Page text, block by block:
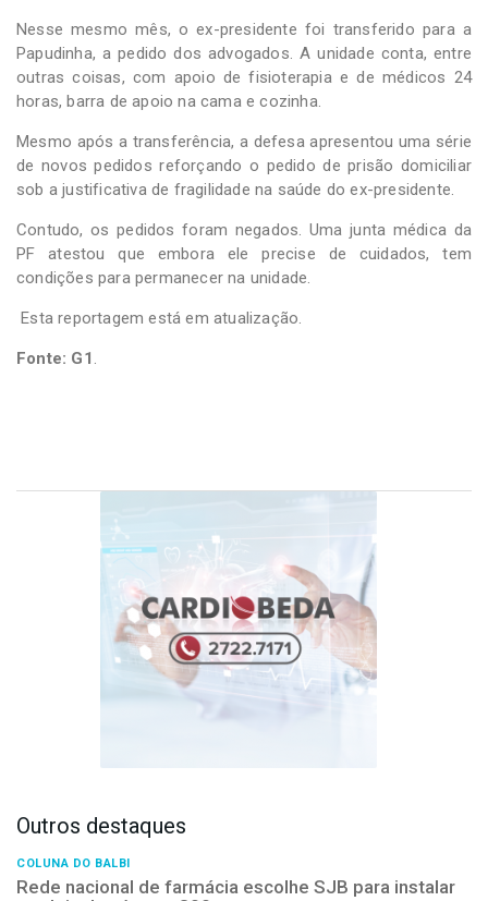
Nesse mesmo mês, o ex-presidente foi transferido para a
Papudinha, a pedido dos advogados. A unidade conta, entre
outras coisas, com apoio de fisioterapia e de médicos 24
horas, barra de apoio na cama e cozinha.
Mesmo após a transferência, a defesa apresentou uma série
de novos pedidos reforçando o pedido de prisão domiciliar
sob a justificativa de fragilidade na saúde do ex-presidente.
Contudo, os pedidos foram negados. Uma junta médica da
PF atestou que embora ele precise de cuidados, tem
condições para permanecer na unidade.
Esta reportagem está em atualização.
Fonte: G1
Outros destaques
COLUNA DO BALBI
Rede nacional de farmácia escolhe SJB para instalar